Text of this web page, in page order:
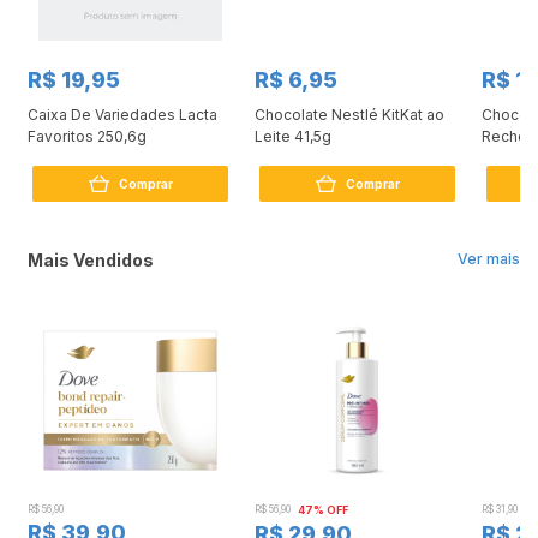
R$ 19,95
Caixa De Variedades Lacta
Favoritos 250,6g
Comprar
R$ 6,95
Chocolate Nestlé KitKat ao
Leite 41,5g
Comprar
R$
Ver mais
Mais Vendidos
R$ 56,90
R$ 39,90
R$ 56,90 47% OFF R$ 31,90